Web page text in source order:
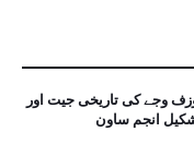
وجے کی تاریخی جیت اور
انجم ساون